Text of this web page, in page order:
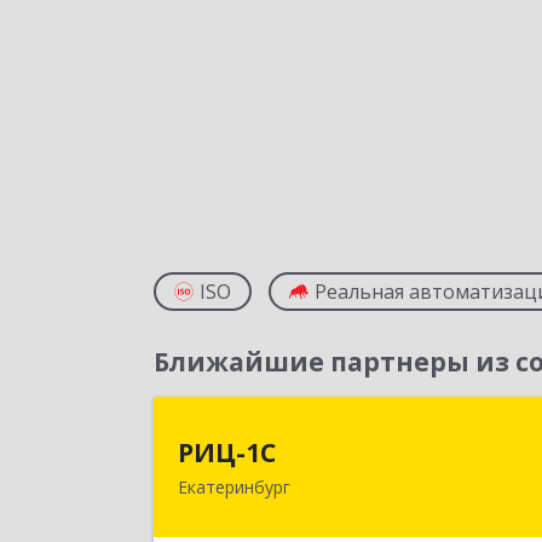
ISO Реальная
Ближайшие партнеры из
РИЦ-1С
Екатеринбург